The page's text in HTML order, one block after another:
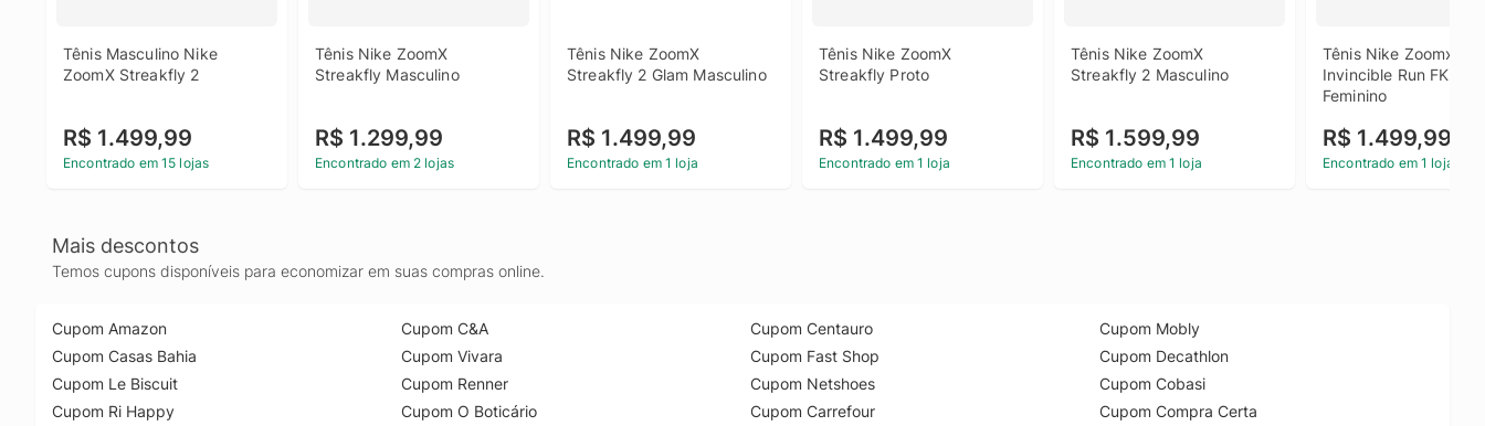
Tênis Masculino Nike
ZoomX Streakfly 2
R$ 1.499,99
Encontrado em 15 lojas
Tênis Nike ZoomX
Streakfly Masculino
R$ 1.299,99
Encontrado em 2 lojas
Tênis Nike ZoomX
Streakfly 2 Glam Masculino
R$ 1.499,99
Encontrado em 1 loja
Tênis Nike ZoomX
Streakfly Proto
R$ 1.499,99
Encontrado em 1 loja
Tênis Nike ZoomX
Streakfly 2 Masculino
R$ 1.599,99
Encontrado em 1 loja
Tênis Nike Zoomx
Invincible Run FK 3 -
Feminino
R$ 1.499,99
Encontrado em 1 loja
Mais descontos
Temos cupons disponíveis para economizar em suas compras online.
Cupom Amazon
Cupom Casas Bahia
Cupom Le Biscuit
Cupom Ri Happy
Cupom C&A
Cupom Vivara
Cupom Renner
Cupom O Boticário
Cupom Centauro
Cupom Fast Shop
Cupom Netshoes
Cupom Carrefour
Cupom Mobly
Cupom Decathlon
Cupom Cobasi
Cupom Compra Certa